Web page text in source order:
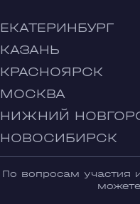
ЕКАТЕРИНБУРГ
КАЗАНЬ
КРАСНОЯРСК
МОСКВА
НИЖНИЙ
НОВОСИБИРСК
По вопросам участия